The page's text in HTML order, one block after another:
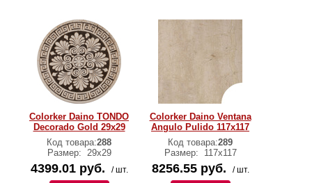
Colorker Daino TONDO
Decorado Gold 29x29
Код товара:288
Размер: 29x29
4399.01 руб. / шт.
Colorker Daino Ventana
Angulo Pulido 117x117
Код товара:289
Размер:
117x117
8256.55 руб. / шт.